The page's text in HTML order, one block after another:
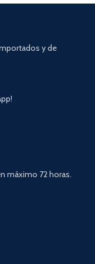
y de
máximo 72 horas.